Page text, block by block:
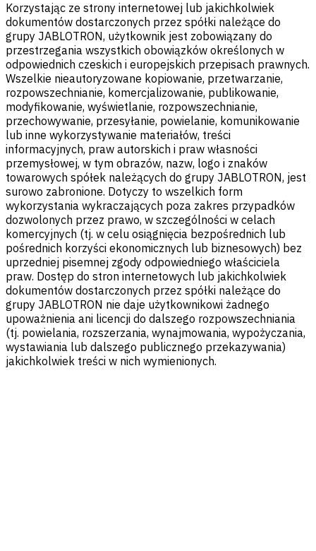
Korzystając ze strony internetowej lub jakichkolwiek
dokumentów dostarczonych przez spółki należące do
grupy JABLOTRON, użytkownik jest zobowiązany do
przestrzegania wszystkich obowiązków określonych w
odpowiednich czeskich i europejskich przepisach prawnych.
Wszelkie nieautoryzowane kopiowanie, przetwarzanie,
rozpowszechnianie, komercjalizowanie, publikowanie,
modyfikowanie, wyświetlanie, rozpowszechnianie,
przechowywanie, przesyłanie, powielanie, komunikowanie
lub inne wykorzystywanie materiałów, treści
informacyjnych, praw autorskich i praw własności
przemysłowej, w tym obrazów, nazw, logo i znaków
towarowych spółek należących do grupy JABLOTRON, jest
surowo zabronione. Dotyczy to wszelkich form
wykorzystania wykraczających poza zakres przypadków
dozwolonych przez prawo, w szczególności w celach
komercyjnych (tj. w celu osiągnięcia bezpośrednich lub
pośrednich korzyści ekonomicznych lub biznesowych) bez
uprzedniej pisemnej zgody odpowiedniego właściciela
praw. Dostęp do stron internetowych lub jakichkolwiek
dokumentów dostarczonych przez spółki należące do
grupy JABLOTRON nie daje użytkownikowi żadnego
upoważnienia ani licencji do dalszego rozpowszechniania
(tj. powielania, rozszerzania, wynajmowania, wypożyczania,
wystawiania lub dalszego publicznego przekazywania)
jakichkolwiek treści w nich wymienionych.